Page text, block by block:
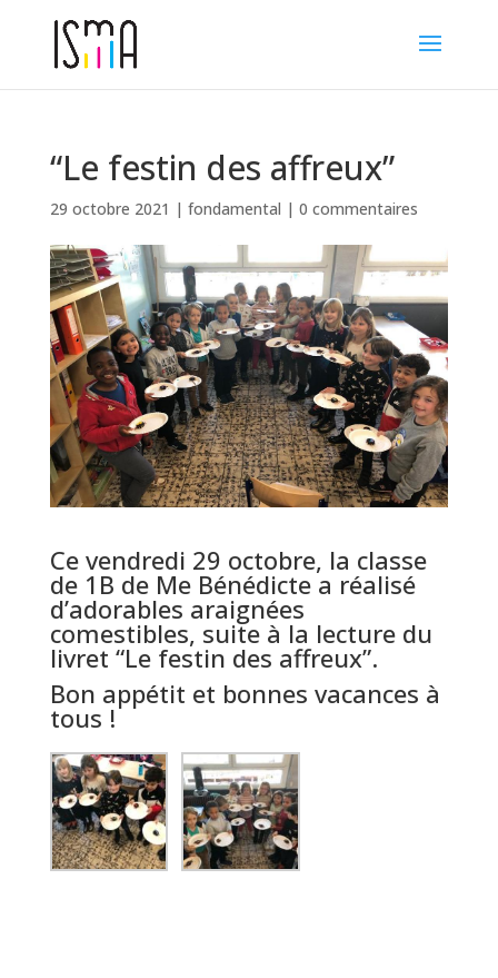
“Le festin des affreux”
29 octobre 2021 | fondamental | 0 commentaires
Ce vendredi 29 octobre, la classe
de 1B de Me Bénédicte a réalisé
d’adorables araignées
comestibles, suite à la lecture du
livret “Le festin des affreux”.
Bon appétit et bonnes vacances à
tous !